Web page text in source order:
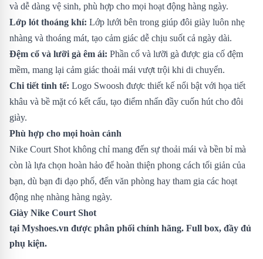
và dễ dàng vệ sinh, phù hợp cho mọi hoạt động hàng ngày.
Lớp lót thoáng khí: Lớp lưới bên trong giúp đôi giày luôn nhẹ
nhàng và thoáng mát, tạo cảm giác dễ chịu suốt cả ngày dài.
Đệm cổ và lưỡi gà êm ái: Phần cổ và lưỡi gà được gia cố đệm
mềm, mang lại cảm giác thoải mái vượt trội khi di chuyển.
Chi tiết tinh tế: Logo Swoosh được thiết kế nổi bật với họa tiết
khâu và bề mặt có kết cấu, tạo điểm nhấn đầy cuốn hút cho đôi
giày.
Phù hợp cho mọi hoàn cảnh
Nike Court Shot không chỉ mang đến sự thoải mái và bền bỉ mà
còn là lựa chọn hoàn hảo để hoàn thiện phong cách tối giản của
bạn, dù bạn đi dạo phố, đến văn phòng hay tham gia các hoạt
động nhẹ nhàng hàng ngày.
Giày Nike Court Shot
tại Myshoes.vn được phân phối chính hãng. Full box, đầy đủ
phụ kiện.